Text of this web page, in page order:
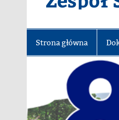
Strona główna